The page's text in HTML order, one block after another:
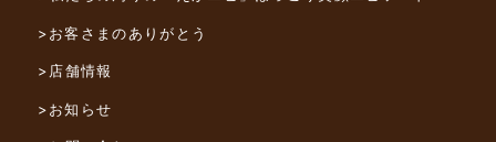
>お客さまのありがとう
>店舗情報
>お知らせ